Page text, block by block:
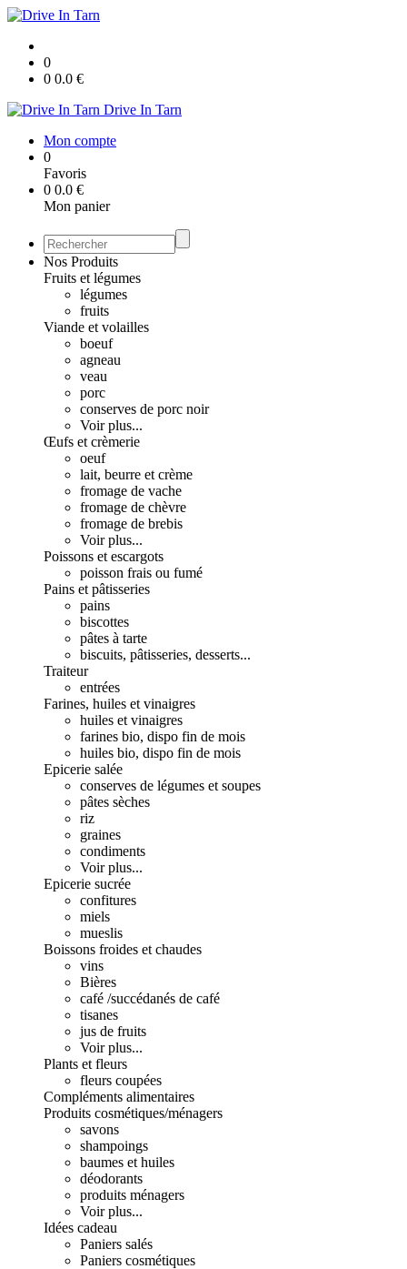
0
0 0.0 €
Drive In Tarn
Mon compte
0
Favoris
0 0.0 €
Mon panier
Nos Produits
Fruits et légumes
légumes
fruits
Viande et volailles
boeuf
agneau
veau
porc
conserves de porc noir
Voir plus...
Œufs et crèmerie
oeuf
lait, beurre et crème
fromage de vache
fromage de chèvre
fromage de brebis
Voir plus...
Poissons et escargots
poisson frais ou fumé
Pains et pâtisseries
pains
biscottes
pâtes à tarte
biscuits, pâtisseries, desserts...
Traiteur
entrées
Farines, huiles et vinaigres
huiles et vinaigres
farines bio, dispo fin de mois
huiles bio, dispo fin de mois
Epicerie salée
conserves de légumes et soupes
pâtes sèches
riz
graines
condiments
Voir plus...
Epicerie sucrée
confitures
miels
mueslis
Boissons froides et chaudes
vins
Bières
café /succédanés de café
tisanes
jus de fruits
Voir plus...
Plants et fleurs
fleurs coupées
Compléments alimentaires
Produits cosmétiques/ménagers
savons
shampoings
baumes et huiles
déodorants
produits ménagers
Voir plus...
Idées cadeau
Paniers salés
Paniers cosmétiques